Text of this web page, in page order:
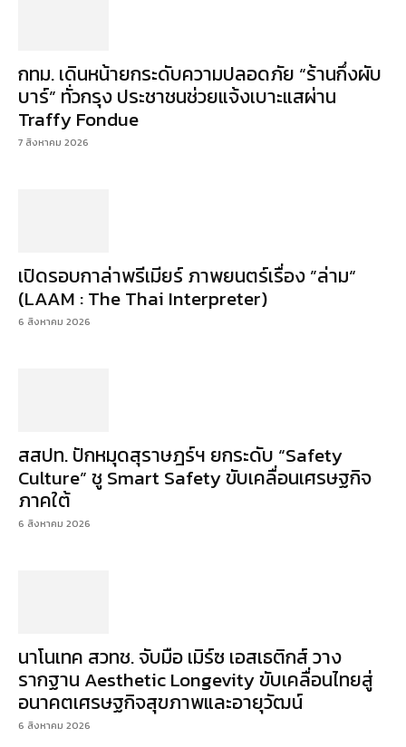
กทม. เดินหน้ายกระดับความปลอดภัย “ร้านกึ่งผับ
บาร์” ทั่วกรุง ประชาชนช่วยแจ้งเบาะแสผ่าน
Traffy Fondue
7 สิงหาคม 2026
เปิดรอบกาล่าพรีเมียร์ ภาพยนตร์เรื่อง ”ล่าม“
(LAAM : The Thai Interpreter)
6 สิงหาคม 2026
สสปท. ปักหมุดสุราษฎร์ฯ ยกระดับ “Safety
Culture” ชู Smart Safety ขับเคลื่อนเศรษฐกิจ
ภาคใต้
6 สิงหาคม 2026
นาโนเทค สวทช. จับมือ เมิร์ซ เอสเธติกส์ วาง
รากฐาน Aesthetic Longevity ขับเคลื่อนไทยสู่
อนาคตเศรษฐกิจสุขภาพและอายุวัฒน์
6 สิงหาคม 2026